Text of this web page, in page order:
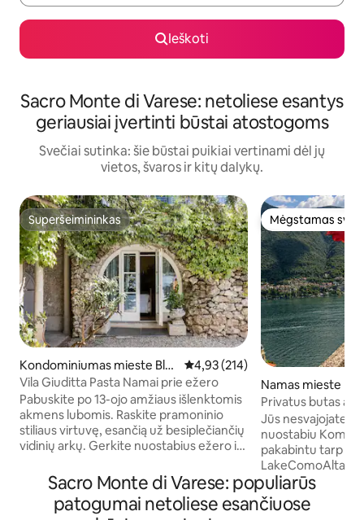
Ieškoti
Sacro Monte di Varese: netoliese esantys
geriausiai įvertinti būstai atostogoms
Svečiai sutinka: šie būstai puikiai vertinami dėl jų
vietos, švaros ir kitų dalykų.
Superšeimininkas
Superšeimininkas
Kondominiumas mieste Ble
vio
Vidutinis įvertinimas: 4,93 iš 5,
4,93 (214)
Vila Giuditta Pasta Namai prie ežero
Pabuskite po 13-ojo amžiaus išlenktomis
akmens lubomis. Raskite pramoninio
stiliaus virtuvę, esančią už besiplečiančių
vidinių arkų. Gerkite nuostabius ežero ir
tiesiai į Komo ežerą iš saulėtų sodo
terasų. CIR: 013026-CNI–00010 Pirmame
aukšte esantis namas yra XIII a. Vila, kurią
Mėgstamas
Mėgstamas
Namas mieste
Privatus butas
ežero · George
Jūs nesvajojate,
nuostabiu Komo
pakabintu tarp
LakeComoAltana
senumo būstas
mieste su retu
stogu „altana“, iš
Sacro Monte di Varese: populiarūs
patogumai netoliese esančiuose